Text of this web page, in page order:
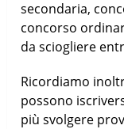
secondaria,
concorso
da sciogliere
Ricordiamo
possono
più svolgere